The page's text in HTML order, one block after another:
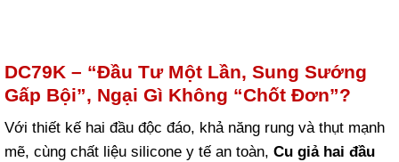
DC79K – “Đầu Tư Một Lần, Sung Sướng
Gấp Bội”, Ngại Gì Không “Chốt Đơn”?
Với thiết kế hai đầu độc đáo, khả năng rung và thụt mạnh
mẽ, cùng chất liệu silicone y tế an toàn, Cu giả hai đầu